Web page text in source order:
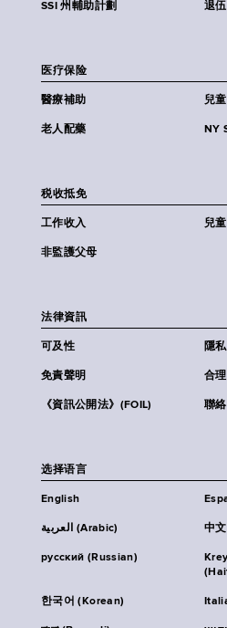
SSI 州輔助計劃 退
医疗保险
醫療補助 兒
老人配藥 NY
税收抵免
工作收入 兒
非監護父母
法律資訊
可及性 隱
免責聲明 合
《資訊公開法》(FOIL) 聯
选择语言
English
العربية (Arabic) 中
русский (Russian)
한국어 (Korean)